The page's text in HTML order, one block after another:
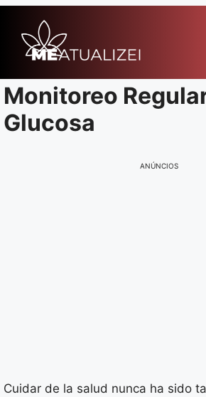
para
Monitoreo
Glucosa
ANÚNCIOS
Cuidar de la salud nunca ha sido